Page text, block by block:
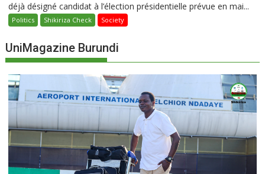
déjà désigné candidat à l’élection présidentielle prévue en mai...
Politics Shikiriza Check Society
UniMagazine Burundi